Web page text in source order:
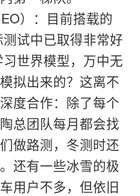
）： 目前搭载的
试中已取得非常好
世界模型，万中无
拟出来的？这离不
度合作：除了每个
总团队每月都会找
做路测，冬测时还
还有一些冰雪的极
用户不多，但依旧